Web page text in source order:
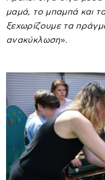
μαμά, το μπαμπά και
ξεχωρίζουμε τα
ανακύκλωση».